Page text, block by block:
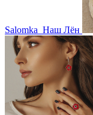
Salomka Наш Лён